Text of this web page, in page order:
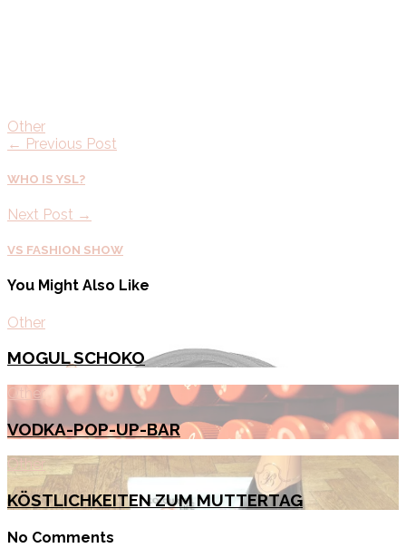
Other
← Previous Post
WHO IS YSL?
Next Post →
VS FASHION SHOW
You Might Also Like
Other
MOGUL SCHOKO
Other
VODKA-POP-UP-BAR
Other
KÖSTLICHKEITEN ZUM MUTTERTAG
No Comments